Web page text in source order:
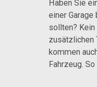
Haben Sie
einer
sollten?
zusätzlichen
kommen
Fahrzeug.